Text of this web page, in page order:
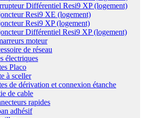
Différentiel Resi9 XP (logement)
Resi9 XE (logement)
Resi9 XP (logement)
Différentiel Resi9 XP (logement)
moteur
de réseau
électriques
Placo
à sceller
de dérivation et connexion étanche
de cable
rapides
adhésif